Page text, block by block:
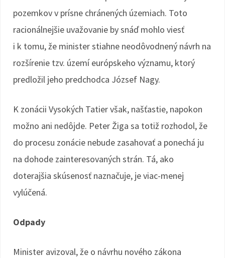
pozemkov v prísne chránených územiach. Toto
racionálnejšie uvažovanie by snáď mohlo viesť
i k tomu, že minister stiahne neodôvodnený návrh na
rozšírenie tzv. území európskeho významu, ktorý
predložil jeho predchodca József Nagy.
K zonácii Vysokých Tatier však, našťastie, napokon
možno ani nedôjde. Peter Žiga sa totiž rozhodol, že
do procesu zonácie nebude zasahovať a ponechá ju
na dohode zainteresovaných strán. Tá, ako
doterajšia skúsenosť naznačuje, je viac-menej
vylúčená.
Odpady
Minister avizoval, že o návrhu nového zákona